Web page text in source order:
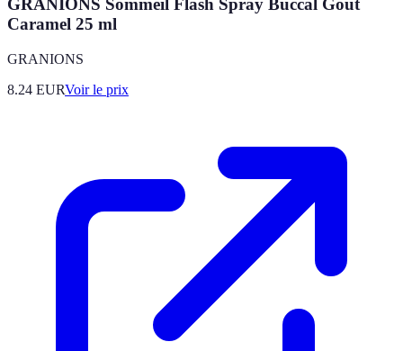
GRANIONS Sommeil Flash Spray Buccal Goût
Caramel 25 ml
GRANIONS
8.24 EURVoir le prix